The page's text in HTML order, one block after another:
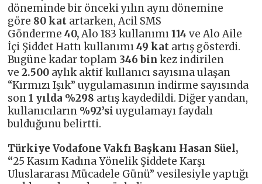
döneminde bir önceki yılın aynı dönemine
göre 80kat artarken, Acil SMS
Gönderme40,Alo 183 kullanımı114 ve Alo Aile
İçi Şiddet Hattı kullanımı49 kat artış gösterdi.
Bugüne kadar toplam 346 bin kez indirilen
ve2.500 aylık aktif kullanıcı sayısına ulaşan
“Kırmızı Işık” uygulamasının indirme sayısında
son1 yılda %298 artış kaydedildi. Diğer yandan,
kullanıcıların %92’si uygulamayı faydalı
bulduğunu belirtti.
Türkiye Vodafone Vakfı Başkanı Hasan Süel,
“25 Kasım Kadına Yönelik Şiddete Karşı
Uluslararası Mücadele Günü” vesilesiyle yaptığı